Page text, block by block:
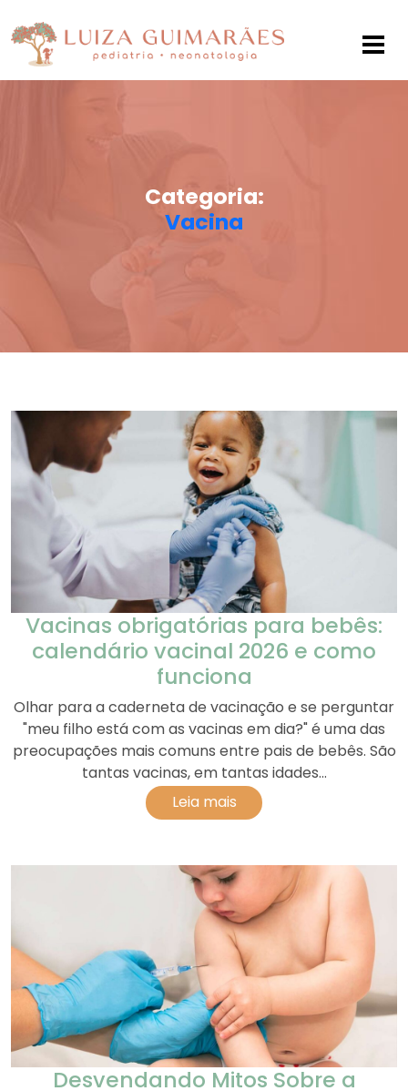
Categoria:
Vacina
Vacinas obrigatórias para bebês:
calendário vacinal 2026 e como
funciona
Olhar para a caderneta de vacinação e se perguntar
"meu filho está com as vacinas em dia?" é uma das
preocupações mais comuns entre pais de bebês. São
tantas vacinas, em tantas idades...
Leia mais
Desvendando Mitos Sobre a